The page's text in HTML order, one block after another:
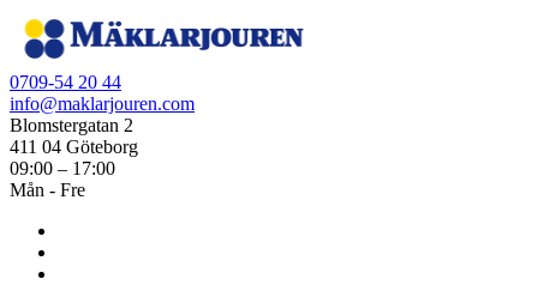
0709-54 20 44
info@maklarjouren.com
Blomstergatan 2
411 04 Göteborg
09:00 – 17:00
Mån - Fre